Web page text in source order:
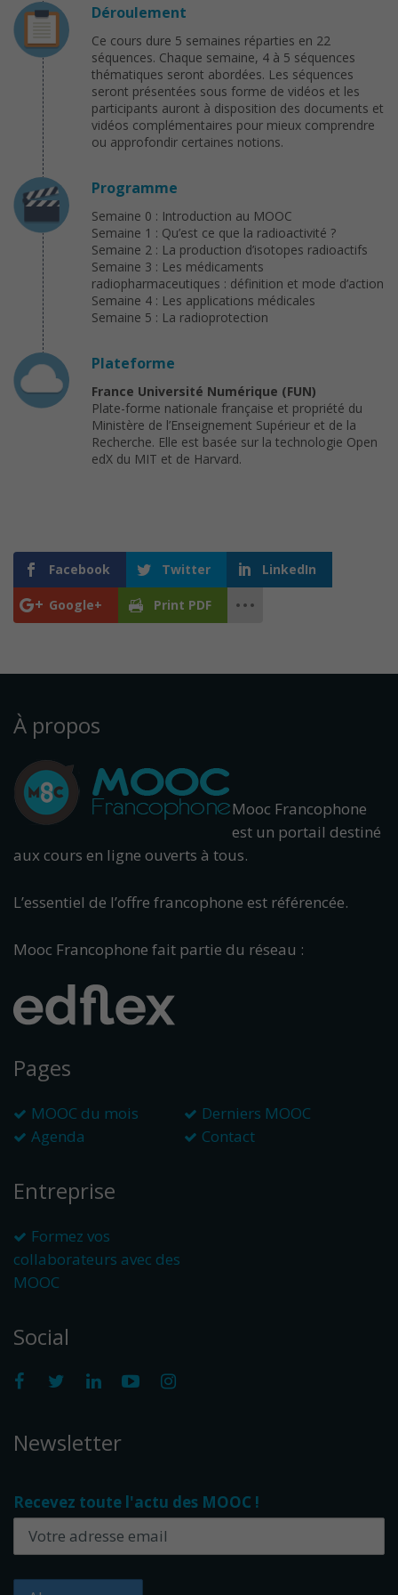
Déroulement
Ce cours dure 5 semaines réparties en 22
séquences. Chaque semaine, 4 à 5 séquences
thématiques seront abordées. Les séquences
seront présentées sous forme de vidéos et les
participants auront à disposition des documents et
vidéos complémentaires pour mieux comprendre
ou approfondir certaines notions.
Programme
Semaine 0 : Introduction au MOOC
Semaine 1 : Qu’est ce que la radioactivité ?
Semaine 2 : La production d’isotopes radioactifs
Semaine 3 : Les médicaments
radiopharmaceutiques : définition et mode d’action
Semaine 4 : Les applications médicales
Semaine 5 : La radioprotection
Plateforme
France Université Numérique (FUN)
Plate-forme nationale française et propriété du
Ministère de l’Enseignement Supérieur et de la
Recherche. Elle est basée sur la technologie Open
edX du MIT et de Harvard.
Facebook Twitter LinkedIn
Google+ Print PDF
À propos
Mooc Francophone
est un portail destiné
aux cours en ligne ouverts à tous.
L’essentiel de l’offre francophone est référencée.
Mooc Francophone fait partie du réseau :
Pages
MOOC du mois
Derniers MOOC
Agenda
Contact
Entreprise
Formez vos
collaborateurs avec des
MOOC
Social
Newsletter
Recevez toute l'actu des MOOC !